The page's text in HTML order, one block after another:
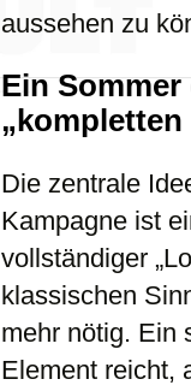
aussehen zu
Ein Sommer
„kompletten
Die zentrale
Kampagne ist
vollständiger
klassischen
mehr nötig. Ein
Element reicht,